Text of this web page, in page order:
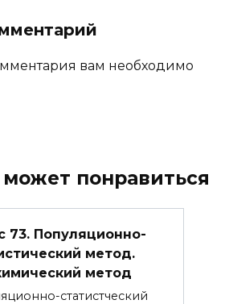
вам необходимо
понравиться
73. Популяционно-
метод.
метод
статистческий